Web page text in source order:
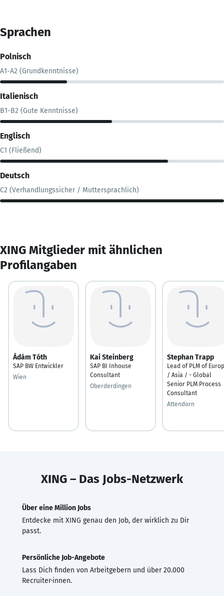
Sprachen
Polnisch
A1-A2 (Grundkenntnisse)
Italienisch
B1-B2 (Gute Kenntnisse)
Englisch
C1 (Fließend)
Deutsch
C2 (Verhandlungssicher / Muttersprachlich)
XING Mitglieder mit ähnlichen
Profilangaben
Ádám Tóth
SAP BW Entwickler
Wien
Kai Steinberg
SAP BI Inhouse
Consultant
Oberderdingen
Stephan Trapp
Lead of PLM of
/ Asia / - Global
Senior PLM Process
Consultant
Attendorn
XING – Das Jobs-Netzwerk
Über eine Million Jobs
Entdecke mit XING genau den Job, der wirklich zu Dir
passt.
Persönliche Job-Angebote
Lass Dich finden von Arbeitgebern und über 20.000
Recruiter·innen.